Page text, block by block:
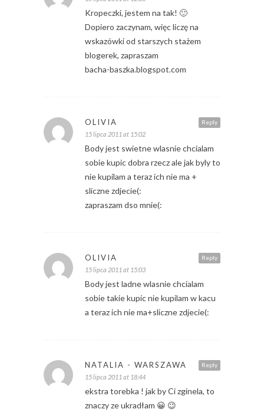
Kropeczki, jestem na tak! 🙂
Dopiero zaczynam, więc liczę na
wskazówki od starszych stażem
blogerek, zapraszam
bacha-baszka.blogspot.com
Reply
OLIVIA
15 lipca 2011 at 15:02
Body jest swietne wlasnie chcialam
sobie kupic dobra rzecz ale jak byly to
nie kupilam a teraz ich nie ma +
sliczne zdjecie(:
zapraszam dso mnie(:
Reply
OLIVIA
15 lipca 2011 at 15:03
Body jest ladne wlasnie chcialam
sobie takie kupic nie kupilam w kacu
a teraz ich nie ma+sliczne zdjecie(:
Reply
NATALIA - WARSZAWA
15 lipca 2011 at 18:44
ekstra torebka ! jak by Ci zginela, to
znaczy ze ukradłam 😀 😉